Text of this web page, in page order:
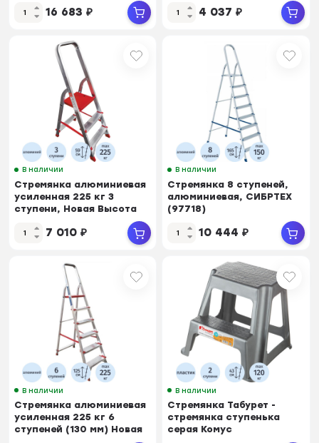
16 683 ₽ 4 037 ₽
В наличии
Стремянка алюминиевая
усиленная 225 кг 3
ступени, Новая Высота
7 010 ₽
В наличии
Стремянка 8 ступеней,
алюминиевая, СИБРТЕХ
(97718)
10 444 ₽
В наличии
Стремянка алюминиевая
усиленная 225 кг 6
ступеней (130 мм) Новая
В наличии
Стремянка Табурет -
стремянка ступенька
серая Комус